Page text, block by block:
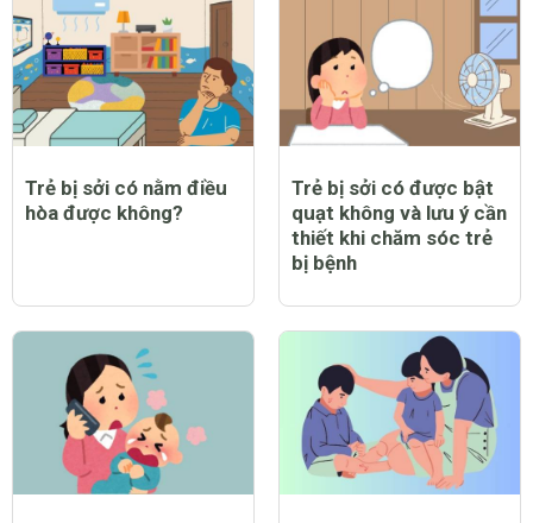
Trẻ bị sởi có nằm điều
hòa được không?
Trẻ bị sởi có được bật
quạt không và lưu ý cần
thiết khi chăm sóc trẻ
bị bệnh